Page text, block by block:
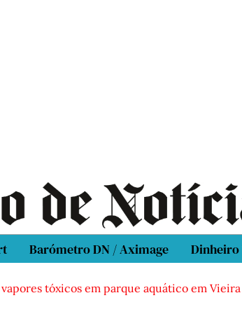
Barómetro DN / Aximage Dinheiro
tóxicos em parque aquático em